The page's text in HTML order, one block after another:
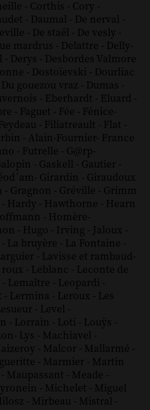
- Corthis - Cory -
- Daumal - De nerval -
- De staël - De vesly -
mardrus - Delattre - Delly-
- Derys - Desbordes Valmore
- Dostoïevski - Dourliac
Du gouezou vraz - Dumas -
- Eberhardt - Eluard -
- Faguet - Fée - Fénice-
- Filiatreault - Flat -
- Alain-Fournier- France
- Futrelle - G@rp-
- Gaskell - Gautier -
- Girardin - Giraudoux
- Gragnon - Gréville - Grimm
- Hardy - Hawthorne - Hearn
- Homère-
- Hugo - Irving - Jaloux -
- La bruyère - La Fontaine -
- Lavisse et rambaud-
roux - Leblanc - Leconte de
- Lemaître - Leopardi -
- Lermina - Leroux - Les
- Level -
- Lorrain - Loti - Louÿs -
- Lys - Machiavel -
- Malcor - Mallarmé -
- Marmier - Martin
- Maupassant - Meade -
- Michelet - Miguel
- Mirbeau - Mistral -